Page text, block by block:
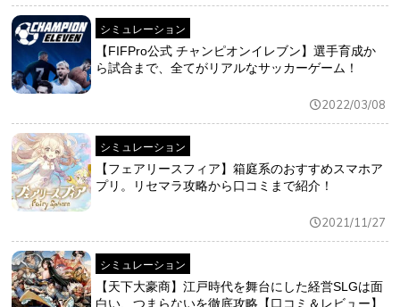
シミュレーション
【FIFPro公式 チャンピオンイレブン】選手育成か
ら試合まで、全てがリアルなサッカーゲーム！
2022/03/08
シミュレーション
【フェアリースフィア】箱庭系のおすすめスマホア
プリ。リセマラ攻略から口コミまで紹介！
2021/11/27
シミュレーション
【天下大豪商】江戸時代を舞台にした経営SLGは面
白い、つまらないを徹底攻略【口コミ＆レビュー】